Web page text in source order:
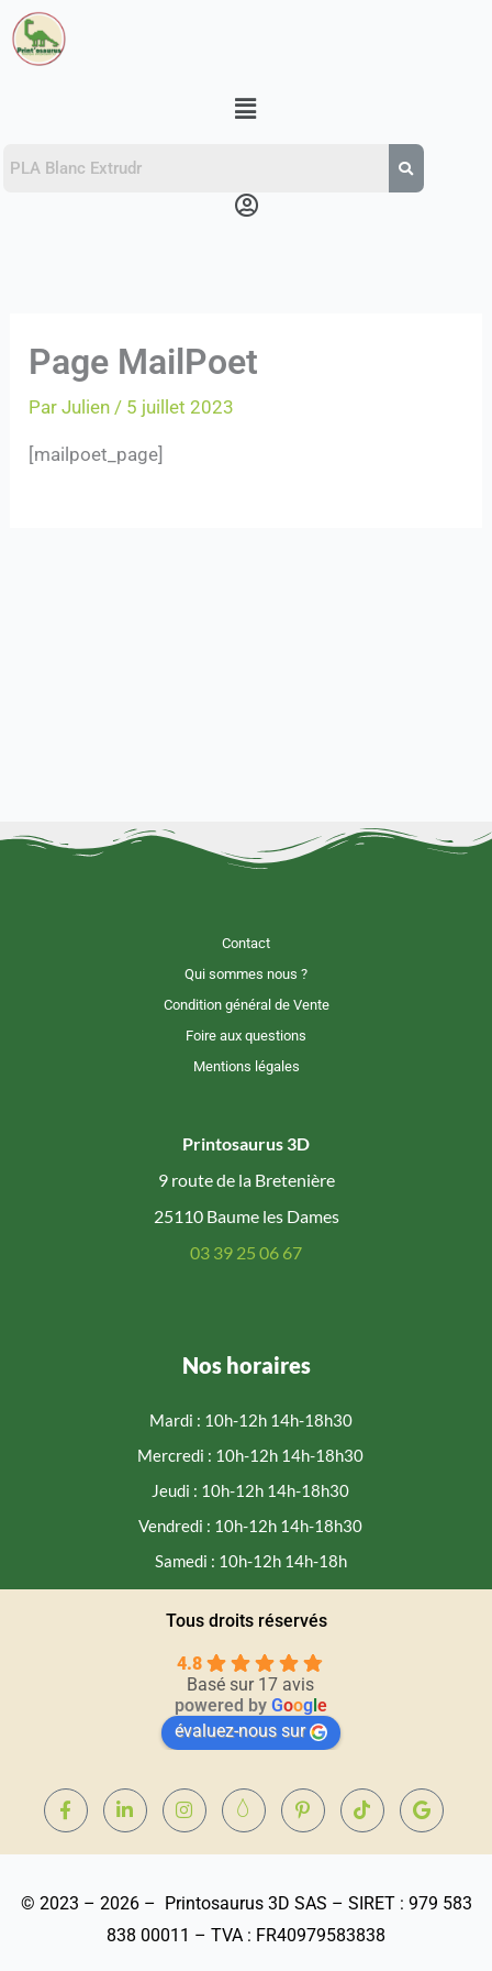
Aller
au
Menu
Menu
Page MailPoet
ParJulien/ 5 juillet 2023
[mailpoet_page]
Contact
Qui sommes nous ?
Condition général de Vente
Foire aux questions
Mentions légales
Printosaurus 3D
9 route de la Bretenière
25110 Baume les Dames
03 39 25 06 67
Nos horaires
Mardi : 10h-12h 14h-18h30
Mercredi : 10h-12h 14h-18h30
Jeudi : 10h-12h 14h-18h30
Vendredi : 10h-12h 14h-18h30
Samedi : 10h-12h 14h-18h
Tous droits réservés
4.8
Basé sur 17 avis
powered by Googl e
évaluez-nous sur
© 2023 – 2026 – Printosaurus 3D SAS – SIRET : 979 583
838 00011 – TVA : FR40979583838